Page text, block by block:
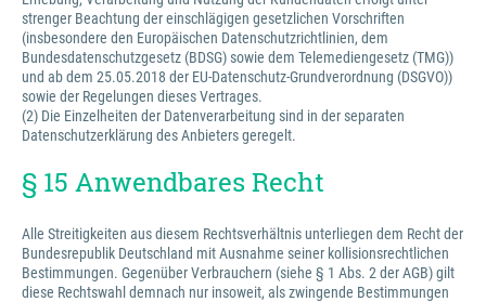
strenger Beachtung der einschlägigen gesetzlichen Vorschriften
(insbesondere den Europäischen Datenschutzrichtlinien, dem
Bundesdatenschutzgesetz (BDSG) sowie dem Telemediengesetz (TMG))
und ab dem 25.05.2018 der EU-Datenschutz-Grundverordnung (DSGVO))
sowie der Regelungen dieses Vertrages.
(2) Die Einzelheiten der Datenverarbeitung sind in der separaten
Datenschutzerklärung des Anbieters geregelt.
§ 15 Anwendbares Recht
Alle Streitigkeiten aus diesem Rechtsverhältnis unterliegen dem Recht der
Bundesrepublik Deutschland mit Ausnahme seiner kollisionsrechtlichen
Bestimmungen. Gegenüber Verbrauchern (siehe § 1 Abs. 2 der AGB) gilt
diese Rechtswahl demnach nur insoweit, als zwingende Bestimmungen